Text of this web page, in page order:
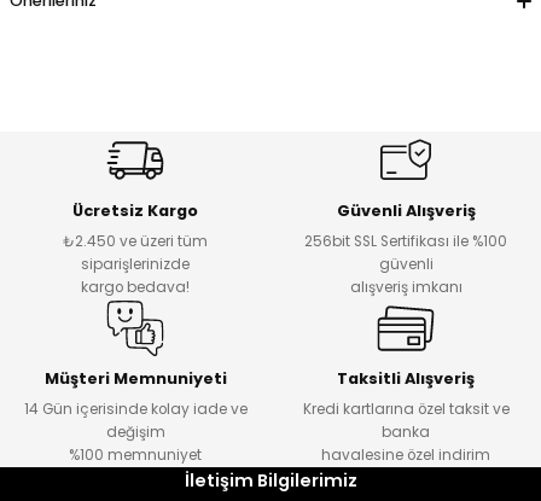
Ücretsiz Kargo
₺2.450 ve üzeri tüm
siparişlerinizde
kargo bedava!
Güvenli Alışveriş
256bit SSL Sertifikası ile %100
güvenli
alışveriş imkanı
Müşteri Memnuniyeti
14 Gün içerisinde kolay iade ve
değişim
%100 memnuniyet
Taksitli Alışveriş
Kredi kartlarına özel taksit ve
banka
havalesine özel indirim
İletişim Bilgilerimiz